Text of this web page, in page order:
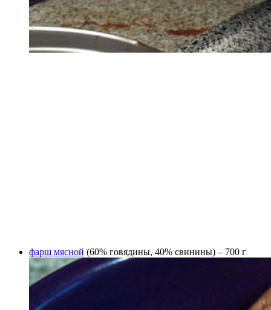
фарш мясной (60% говядины, 40% свинины) – 700 г